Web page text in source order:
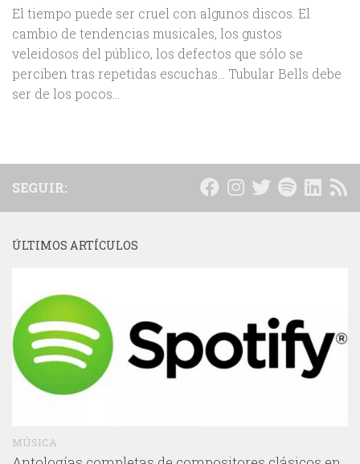
El tiempo puede ser cruel con algunos discos. El
cambio de tendencias musicales, los gustos
veleidosos del público, los defectos que sólo se
perciben tras repetidas escuchas… Tubular Bells debe
ser de los pocos...
SEGUIR:
ÚLTIMOS ARTÍCULOS
MÚSICA